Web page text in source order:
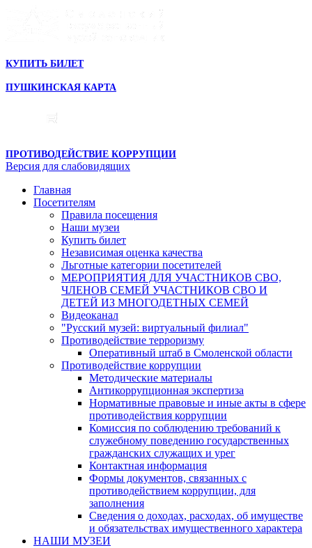
КУПИТЬ БИЛЕТ
ПУШКИНСКАЯ КАРТА
ПРОТИВОДЕЙСТВИЕ КОРРУПЦИИ
Версия для слабовидящих
Главная
Посетителям
Правила посещения
Наши музеи
Купить билет
Независимая оценка качества
Льготные категории посетителей
МЕРОПРИЯТИЯ ДЛЯ УЧАСТНИКОВ СВО,
ЧЛЕНОВ СЕМЕЙ УЧАСТНИКОВ СВО И
ДЕТЕЙ ИЗ МНОГОДЕТНЫХ СЕМЕЙ
Видеоканал
"Русский музей: виртуальный филиал"
Противодействие терроризму
Оперативный штаб в Смоленской области
Противодействие коррупции
Методические материалы
Антикоррупционная экспертиза
Нормативные правовые и иные акты в сфере
противодействия коррупции
Комиссия по соблюдению требований к
служебному поведению государственных
гражданских служащих и урег
Контактная информация
Формы документов, связанных с
противодействием коррупции, для
заполнения
Сведения о доходах, расходах, об имуществе
и обязательствах имущественного характера
НАШИ МУЗЕИ